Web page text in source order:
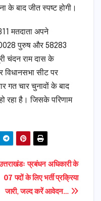
के बाद जीत स्पष्ट होगी।
मतदाता अपने
पुरुष और 58283
चंदन राम दास के
विधानसभा सीट पर
गत चार चुनावों के बाद
रहा है। जिसके परिणाम
प्रबंधन अधिकारी के
07 पदों के लिए भर्ती प्रक्रिया
जारी, जल्द करें आवेदन…